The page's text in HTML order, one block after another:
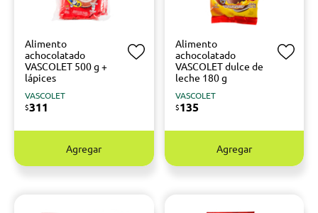
Alimento
achocolatado
VASCOLET 500 g +
lápices
VASCOLET
$311
Agregar
Alimento
achocolatado
VASCOLET dulce de
leche 180 g
VASCOLET
$135
Agregar